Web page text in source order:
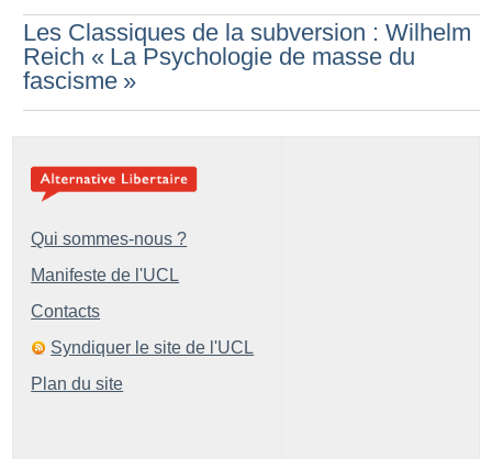
Les Classiques de la subversion : Wilhelm
Reich « La Psychologie de masse du
fascisme »
Qui sommes-nous ?
Manifeste de l'UCL
Contacts
Syndiquer le site de l'UCL
Plan du site